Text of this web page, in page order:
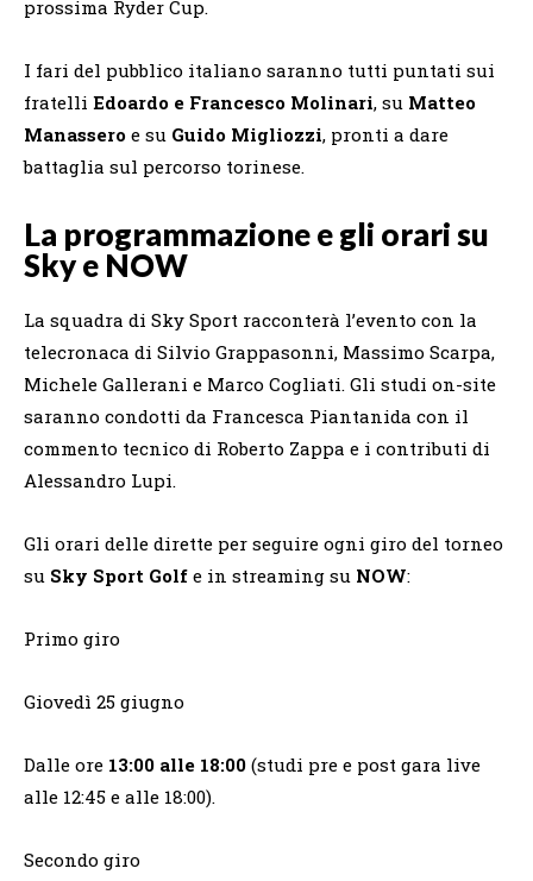
prossima Ryder Cup.
I fari del pubblico italiano saranno tutti puntati sui
fratelli Edoardo e Francesco Molinari, su Matteo
Manassero e su Guido Migliozzi, pronti a dare
battaglia sul percorso torinese.
La programmazione e gli orari su
Sky e NOW
La squadra di Sky Sport racconterà l’evento con la
telecronaca di Silvio Grappasonni, Massimo Scarpa,
Michele Gallerani e Marco Cogliati. Gli studi on-site
saranno condotti da Francesca Piantanida con il
commento tecnico di Roberto Zappa e i contributi di
Alessandro Lupi.
Gli orari delle dirette per seguire ogni giro del torneo
su Sky Sport Golf e in streaming su NOW:
Primo giro
Giovedì 25 giugno
Dalle ore 13:00 alle 18:00 (studi pre e post gara live
alle 12:45 e alle 18:00).
Secondo giro